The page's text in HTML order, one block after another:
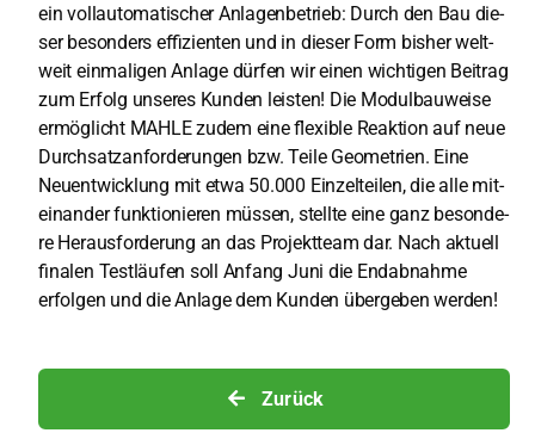
ein voll­au­to­ma­ti­scher Anla­gen­be­trieb: Durch den Bau die­
ser beson­ders effi­zi­en­ten und in die­ser Form bis­her welt­
weit ein­ma­li­gen Anla­ge dür­fen wir einen wich­ti­gen Bei­trag
zum Erfolg unse­res Kun­den leis­ten! Die Modul­bau­wei­se
ermög­licht MAHLE zudem eine fle­xi­ble Reak­ti­on auf neue
Durch­satz­an­for­de­run­gen bzw. Tei­le Geo­me­trien. Eine
Neu­ent­wick­lung mit etwa 50.000 Ein­zel­tei­len, die alle mit­
ein­an­der funk­tio­nie­ren müs­sen, stell­te eine ganz beson­de­
re Her­aus­for­de­rung an das Pro­jekt­team dar. Nach aktu­ell
fina­len Test­läu­fen soll Anfang Juni die End­ab­nah­me
erfol­gen und die Anla­ge dem Kun­den über­ge­ben wer­den!
Zurück